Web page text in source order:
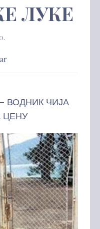
ЛУКЕ
ВОДНИК ЧИЈА
ЦЕНУ